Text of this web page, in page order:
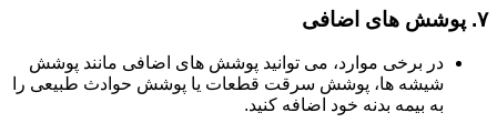
۷. پوشش های اضافی
در برخی موارد، می توانید پوشش های اضافی مانند پوشش
شیشه ها، پوشش سرقت قطعات یا پوشش حوادث طبیعی را
به بیمه بدنه خود اضافه کنید.